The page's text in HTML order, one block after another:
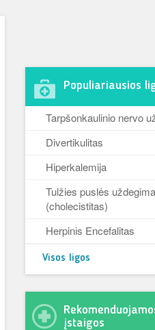
Populiariausios
Tarpšonkaulinio nervo
Divertikulitas
Hiperkalemija
Tulžies puslės
(cholecistitas)
Herpinis Encefalitas
Visos ligos
įstaigos